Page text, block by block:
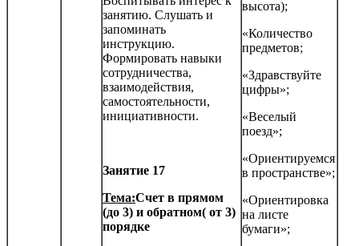
занятию. Слушать и
запоминать
инструкцию.
Формировать навыки
сотрудничества,
взаимодействия,
самостоятельности,
инициатив­ности.
Занятие 17
Тема:Счет в прямом
(до 3) и обратном( от 3)
порядке
высота);
«Количество
предметов;
«Здравствуйте
цифры»;
«Веселый
поезд»;
«Ориентируемся
в пространстве»;
«Ориентировка
на листе
бумаги»;